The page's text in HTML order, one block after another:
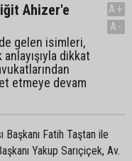
Ahizer'e
gelen isimleri,
dikkat
etmeye devam
A+
A-
Başkanı Fatih Taştan ile
Yakup Sarıçiçek, Av.